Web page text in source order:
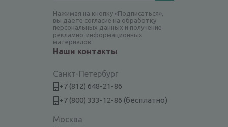
Нажимая на кнопку «Подписаться»,
вы даёте согласие на обработку
персональных данных и получение
рекламно-информационных
материалов.
Наши контакты
Санкт-Петербург
+7 (812) 648-21-86
+7 (800) 333-12-86 (бесплатно)
Москва